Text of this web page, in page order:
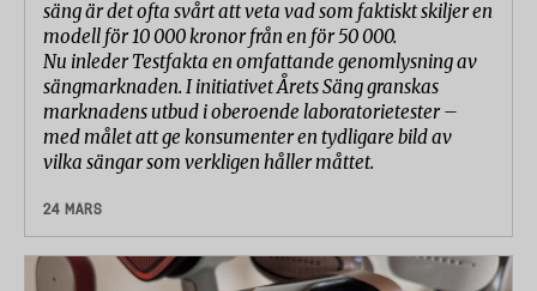
säng är det ofta svårt att veta vad som faktiskt skiljer en
modell för 10 000 kronor från en för 50 000.
Nu inleder Testfakta en omfattande genomlysning av
sängmarknaden. I initiativet Årets Säng granskas
marknadens utbud i oberoende laboratorietester –
med målet att ge konsumenter en tydligare bild av
vilka sängar som verkligen håller måttet.
24 MARS